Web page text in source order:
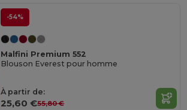
-54%
Malfini Premium 552
Blouson Everest pour homme
À partir de:
25,60 €55,80 €